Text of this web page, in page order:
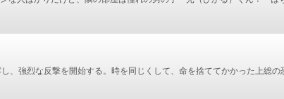
、強烈な反撃を開始する。時を同じくして、命を捨ててかかった上総